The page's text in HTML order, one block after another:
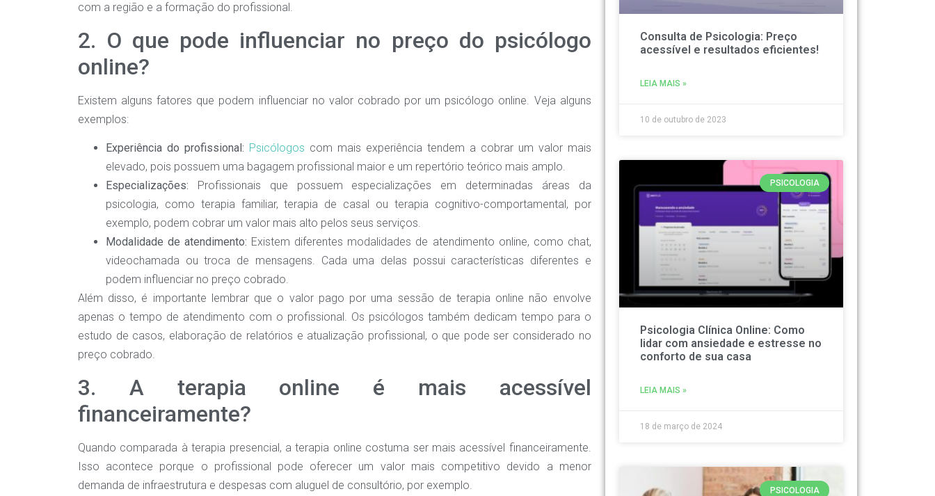
com a região e a formação do profissional.
2. O que pode influenciar no preço do psicólogo
online?
Existem alguns fatores que podem influenciar no valor cobrado por um psicólogo online. Veja alguns
exemplos:
Experiência do profissional: Psicólogos com mais experiência tendem a cobrar um valor mais
elevado, pois possuem uma bagagem profissional maior e um repertório teórico mais amplo.
Especializações: Profissionais que possuem especializações em determinadas áreas da
psicologia, como terapia familiar, terapia de casal ou terapia cognitivo-comportamental, por
exemplo, podem cobrar um valor mais alto pelos seus serviços.
Modalidade de atendimento: Existem diferentes modalidades de atendimento online, como chat,
videochamada ou troca de mensagens. Cada uma delas possui características diferentes e
podem influenciar no preço cobrado.
Além disso, é importante lembrar que o valor pago por uma sessão de terapia online não envolve
apenas o tempo de atendimento com o profissional. Os psicólogos também dedicam tempo para o
estudo de casos, elaboração de relatórios e atualização profissional, o que pode ser considerado no
preço cobrado.
3. A terapia online é mais acessível
financeiramente?
Quando comparada à terapia presencial, a terapia online costuma ser mais acessível financeiramente.
Isso acontece porque o profissional pode oferecer um valor mais competitivo devido a menor
demanda de infraestrutura e despesas com aluguel de consultório, por exemplo.
Consulta de Psicologia: Preço
acessível e resultados eficientes!
LEIA MAIS »
10 de outubro de 2023
PSICOLOGIA
Psicologia Clínica Online: Como
lidar com ansiedade e estresse no
conforto de sua casa
LEIA MAIS »
18 de março de 2024
PSICOLOGIA